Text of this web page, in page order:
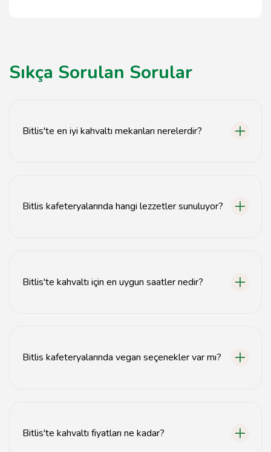
Sıkça Sorulan Sorular
Bitlis'te en iyi kahvaltı mekanları nerelerdir?
Bitlis kafeteryalarında hangi lezzetler sunuluyor?
Bitlis'te kahvaltı için en uygun saatler nedir?
Bitlis kafeteryalarında vegan seçenekler var mı?
Bitlis'te kahvaltı fiyatları ne kadar?